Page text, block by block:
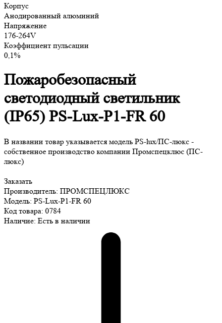
Корпус
Анодированный алюминий
Напряжение
176-264V
Коэффициент пульсации
0,1%
Пожаробезопасный
светодиодный светильник
(IP65) PS-Lux-P1-FR 60
В названии товар указывается модель PS-lux/ПС-люкс -
собственное производство компании Промспецклюс (ПС-
люкс)
Заказать
Производитель: ПРОМСПЕЦЛЮКС
Модель: PS-Lux-P1-FR 60
Код товара: 0784
Наличие: Есть в наличии